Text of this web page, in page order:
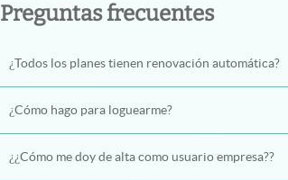
Preguntas frecuentes
¿Todos los planes tienen renovación automática?
¿Cómo hago para loguearme?
¿¿Cómo me doy de alta como usuario empresa??